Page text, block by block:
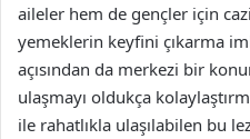
aileler hem de gençler için
yemeklerin keyfini çıkarma
açısından da merkezi bir
ulaşmayı oldukça
ile rahatlıkla ulaşılabilen bu